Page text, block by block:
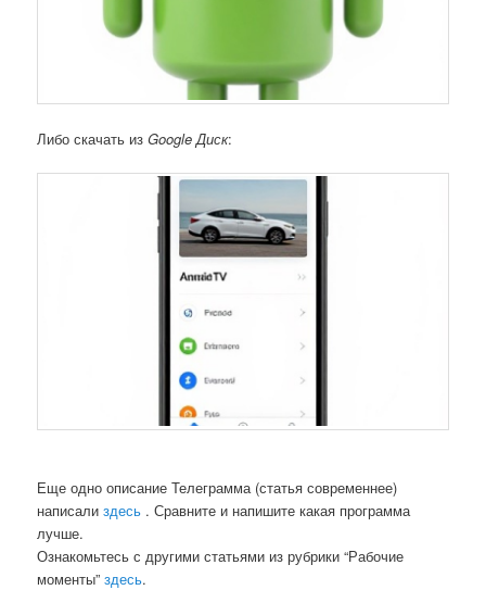
Либо скачать изGoogle Диск:
Еще одно описание Телеграмма (статья современнее)
написализдесь . Сравните и напишите какая программа
лучше.
Ознакомьтесь с другими статьями из рубрики “Рабочие
моменты” здесь.